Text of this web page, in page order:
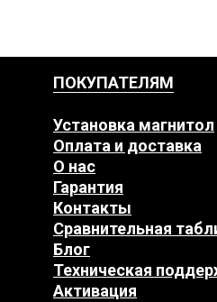
ПОКУПАТЕЛЯМ
Установка магнитол
Контакты
Сравнительная
Блог
Техническая
Активация
Оплата и доставка
О нас
Гарантия